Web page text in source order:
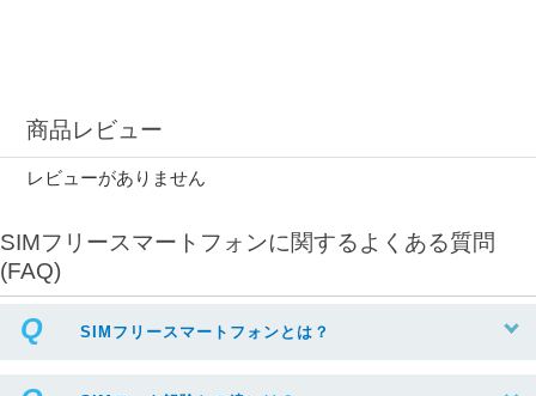
商品レビュー
レビューがありません
SIMフリースマートフォンに関するよくある質問
(FAQ)
SIMフリースマートフォンとは？